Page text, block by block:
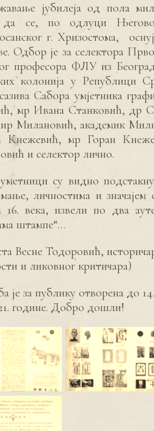
јубилеја од пола
се, по одлуци Његовог
г. Хризостома,
Одбор је за селектора
професора ФЛУ из
колонија у Републици
Сабора умјетника
мр Ивана Станковић, др
Милановић, акадeмик
Кнежевић, мр Горан
и селектор лично.
су видно
личностима и значајем
16. века, извели по два
штампе“…
Весне Тодоровић,
и ликовног критичара)
је за публику отворена до 14.
године. Добро дошли!